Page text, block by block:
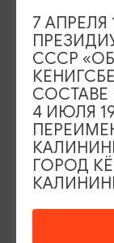
МАСТЕР-
Мастер-
Бодяковой
7 АПРЕЛЯ
СССР
СОСТАВЕ
4 ИЮЛЯ
ГОРОД